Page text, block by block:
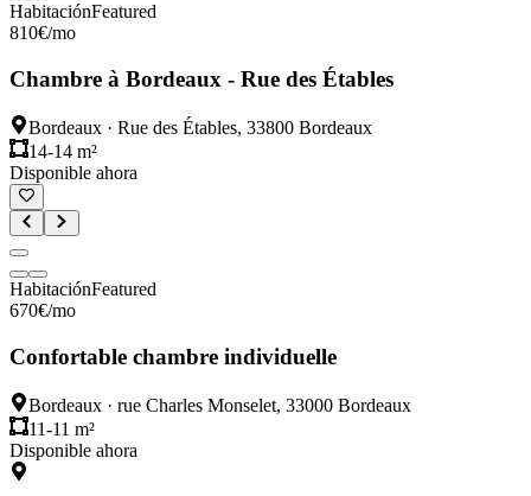
HabitaciónFeatured
810€/mo
Chambre à Bordeaux - Rue des Étables
Bordeaux · Rue des Étables, 33800 Bordeaux
14-14 m²
Disponible ahora
HabitaciónFeatured
670€/mo
Confortable chambre individuelle
Bordeaux · rue Charles Monselet, 33000 Bordeaux
11-11 m²
Disponible ahora